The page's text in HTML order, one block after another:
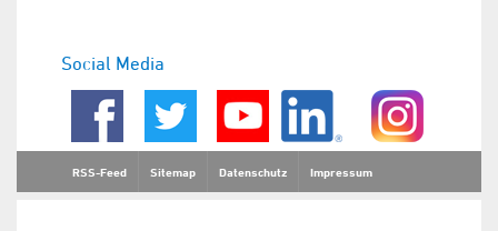
Social Media
RSS-Feed Sitemap Datenschutz Impressum